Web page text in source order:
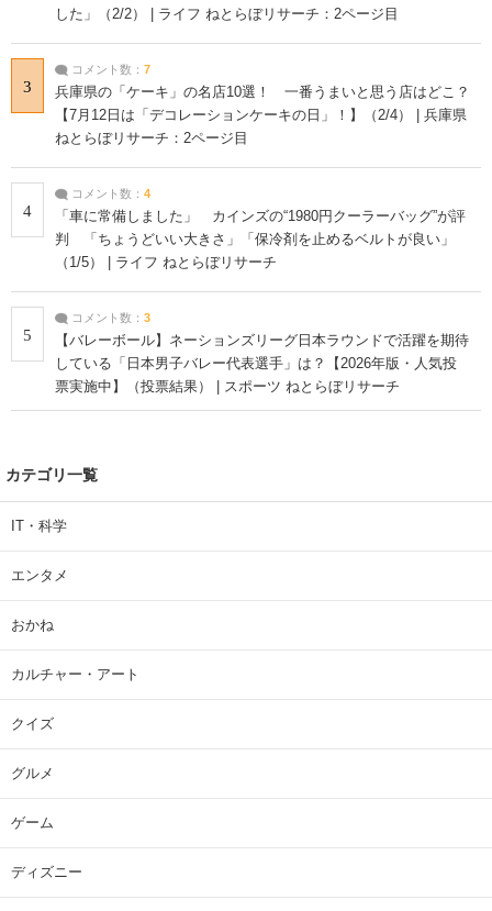
した」（2/2） | ライフ ねとらぼリサーチ：2ページ目
3
コメント数： 7
兵庫県の「ケーキ」の名店10選！ 一番うまいと思う店はどこ？
【7月12日は「デコレーションケーキの日」！】（2/4） | 兵庫県
ねとらぼリサーチ：2ページ目
4
コメント数： 4
「車に常備しました」 カインズの“1980円クーラーバッグ”が評
判 「ちょうどいい大きさ」「保冷剤を止めるベルトが良い」
（1/5） | ライフ ねとらぼリサーチ
5
コメント数： 3
【バレーボール】ネーションズリーグ日本ラウンドで活躍を期待
している「日本男子バレー代表選手」は？【2026年版・人気投
票実施中】（投票結果） | スポーツ ねとらぼリサーチ
カテゴリ一覧
IT・科学
エンタメ
おかね
カルチャー・アート
クイズ
グルメ
ゲーム
ディズニー